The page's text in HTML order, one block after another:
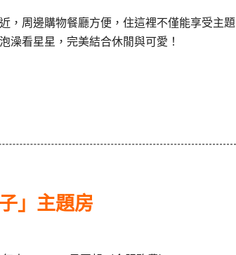
，周邊購物餐廳方便，住這裡不僅能享受主題
澡看星星，完美結合休閒與可愛！
」主題房